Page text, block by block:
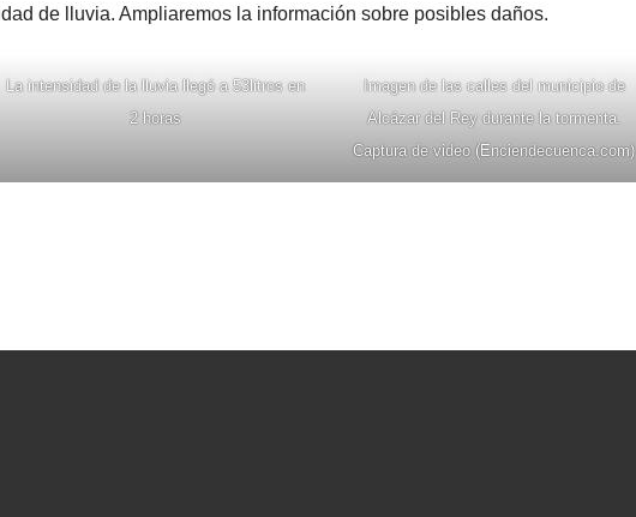
de lluvia. Ampliaremos la información sobre posibles daños.
La intensidad de la lluvia llegó a 53litros en
2 horas
Imagen de las calles del municipio de
Alcázar del Rey durante la tormenta.
Captura de video (Enciendecuenca.com)